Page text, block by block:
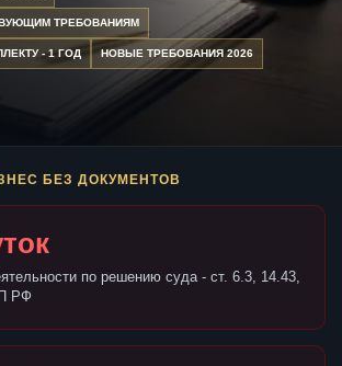
ТРЕБОВАНИЯМ
- 1 ГОД НОВЫЕ ТРЕБОВАНИЯ 2026
БЕЗ ДОКУМЕНТОВ
по решению суда - ст. 6.3, 14.43,
РФ